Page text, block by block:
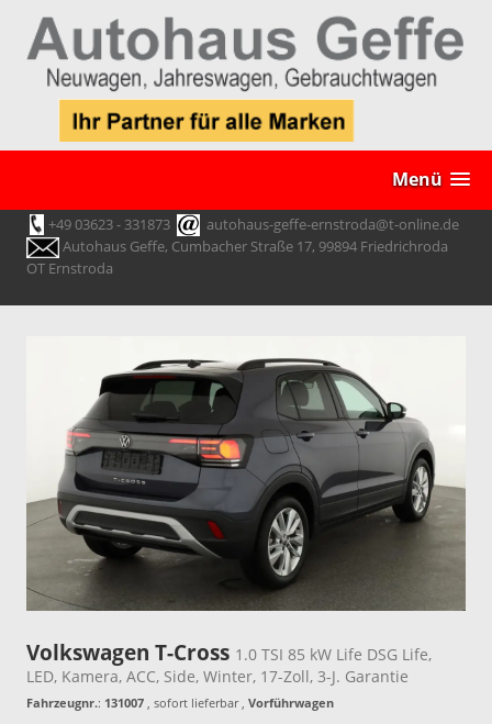
Menü
+49 03623 - 331873
autohaus-geffe-ernstroda@t-online.de
Autohaus Geffe, Cumbacher Straße 17, 99894 Friedrichroda
OT Ernstroda
Volkswagen T-Cross 1.0 TSI 85 kW Life DSG Life,
LED, Kamera, ACC, Side, Winter, 17-Zoll, 3-J. Garantie
Fahrzeugnr.: 131007 , sofort lieferbar, Vorführwagen